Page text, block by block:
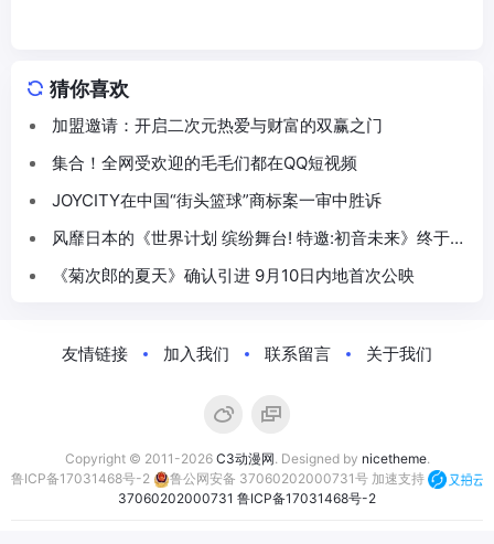
猜你喜欢
加盟邀请：开启二次元热爱与财富的双赢之门
集合！全网受欢迎的毛毛们都在QQ短视频
JOYCITY在中国“街头篮球”商标案一审中胜诉
风靡日本的《世界计划 缤纷舞台! 特邀:初音未来》终于在
《菊次郎的夏天》确认引进 9月10日内地首次公映
友情链接 加入我们 联系留言 关于我们
Copyright © 2011-2026 C3动漫网. Designed by nicetheme.
鲁ICP备17031468号-2
鲁公网安备 37060202000731号 加速支持
37060202000731 鲁ICP备17031468号-2